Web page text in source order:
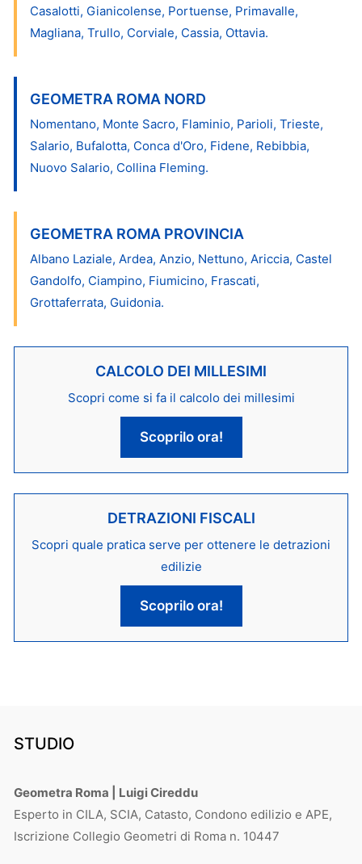
Casalotti, Gianicolense, Portuense, Primavalle,
Magliana, Trullo, Corviale, Cassia, Ottavia.
GEOMETRA ROMA NORD
Nomentano, Monte Sacro, Flaminio, Parioli, Trieste,
Salario, Bufalotta, Conca d'Oro, Fidene, Rebibbia,
Nuovo Salario, Collina Fleming.
GEOMETRA ROMA PROVINCIA
Albano Laziale, Ardea, Anzio, Nettuno, Ariccia, Castel
Gandolfo, Ciampino, Fiumicino, Frascati,
Grottaferrata, Guidonia.
CALCOLO DEI MILLESIMI
Scopri come si fa il calcolo dei millesimi
Scoprilo ora!
DETRAZIONI FISCALI
Scopri quale pratica serve per ottenere le detrazioni
edilizie
Scoprilo ora!
STUDIO
Geometra Roma | Luigi Cireddu
Esperto in CILA, SCIA, Catasto, Condono edilizio e APE,
Iscrizione Collegio Geometri di Roma n. 10447